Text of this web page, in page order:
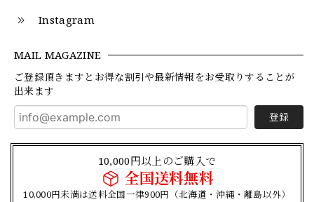
Instagram
MAIL MAGAZINE
ご登録頂きますとお得な割引や最新情報をお受取りすることが
出来ます
登録
10,000円以上のご購入で
全国送料無料
10,000円未満は送料全国一律900円（北海道・沖縄・離島以外）